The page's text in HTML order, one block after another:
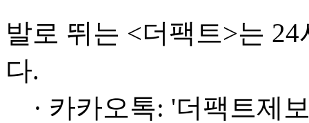
발로 뛰는 <더팩트>는
다.
· 카카오톡: '더팩트제